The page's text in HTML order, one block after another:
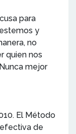
para
y
no
quien nos
mejor
El Método
de